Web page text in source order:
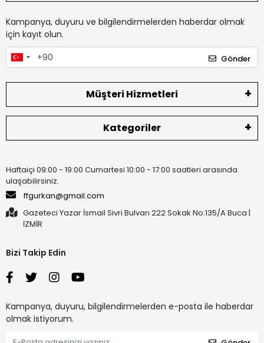
Kampanya, duyuru ve bilgilendirmelerden haberdar olmak
için kayıt olun.
Gönder
Müşteri Hizmetleri
Kategoriler
Haftaiçi 09:00 - 19:00 Cumartesi 10:00 - 17:00 saatleri arasında
ulaşabilirsiniz.
ffgurkan@gmail.com
Gazeteci Yazar İsmail Sivri Bulvarı 222 Sokak No:135/A Buca |
İZMİR
Bizi Takip Edin
Kampanya, duyuru, bilgilendirmelerden e-posta ile haberdar
olmak istiyorum.